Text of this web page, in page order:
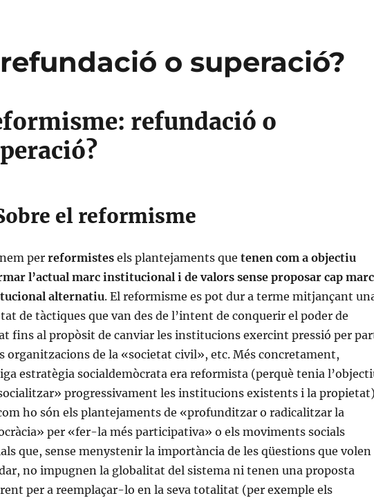
o superació?
refundació o
el reformisme
per reformistesels plantejaments que tenen com a objectiu
l’actual marc institucional i de valors sense proposar cap marc
alternatiu. El reformisme es pot dur a terme mitjançant
de tàctiques que van des de l’intent de conquerir el poder de
fins al propòsit de canviar les institucions exercint pressió per
organitzacions de la «societat civil», etc. Més concretament,
estratègia socialdemòcrata era reformista (perquè tenia
progressivament les institucions existents i la
ho són els plantejaments de «profunditzar o radicalitzar la
per «fer-la més participativa» o els moviments socials
que, sense menystenir la importància de les qüestions que volen
no impugnen la globalitat del sistema ni tenen una proposta
per a reemplaçar-lo en la seva totalitat (per exemple els